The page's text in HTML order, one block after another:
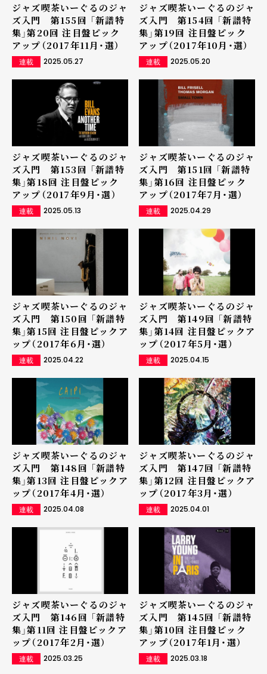
ジャズ喫茶いーぐるのジャ
ズ入門 第155回 「新譜特
集」第20回 注目盤ピック
アップ（2017年11月・選）
連載 2025.05.27
ジャズ喫茶いーぐるのジャ
ズ入門 第154回 「新譜特
集」第19回 注目盤ピック
アップ（2017年10月・選）
連載 2025.05.20
ジャズ喫茶いーぐるのジャ
ズ入門 第153回 「新譜特
集」第18回 注目盤ピック
アップ（2017年9月・選）
連載 2025.05.13
ジャズ喫茶いーぐるのジャ
ズ入門 第151回 「新譜特
集」第16回 注目盤ピック
アップ（2017年7月・選）
連載 2025.04.29
ジャズ喫茶いーぐるのジャ
ズ入門 第150回 「新譜特
集」第15回 注目盤ピックア
ップ（2017年6月・選）
連載 2025.04.22
ジャズ喫茶いーぐるのジャ
ズ入門 第149回 「新譜特
集」第14回 注目盤ピックア
ップ（2017年5月・選）
連載 2025.04.15
ジャズ喫茶いーぐるのジャ
ズ入門 第148回 「新譜特
集」第13回 注目盤ピックア
ップ（2017年4月・選）
連載 2025.04.08
ジャズ喫茶いーぐるのジャ
ズ入門 第147回 「新譜特
集」第12回 注目盤ピックア
ップ（2017年3月・選）
連載 2025.04.01
ジャズ喫茶いーぐるのジャ
ズ入門 第146回 「新譜特
集」第11回 注目盤ピックア
ップ（2017年2月・選）
連載 2025.03.25
ジャズ喫茶いーぐるのジャ
ズ入門 第145回 「新譜特
集」第10回 注目盤ピック
アップ（2017年1月・選）
連載 2025.03.18